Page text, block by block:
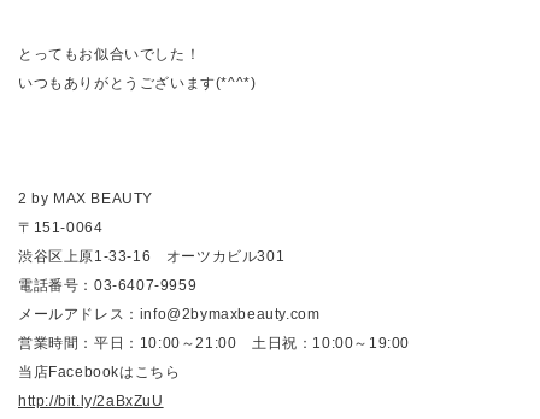
とってもお似合いでした！
いつもありがとうございます(*^^*)
2 by MAX BEAUTY
〒151-0064
渋谷区上原1-33-16 オーツカビル301
電話番号：03-6407-9959
メールアドレス：info@2bymaxbeauty.com
営業時間：平日：10:00～21:00 土日祝：10:00～19:00
当店Facebookはこちら
http://bit.ly/2aBxZuU